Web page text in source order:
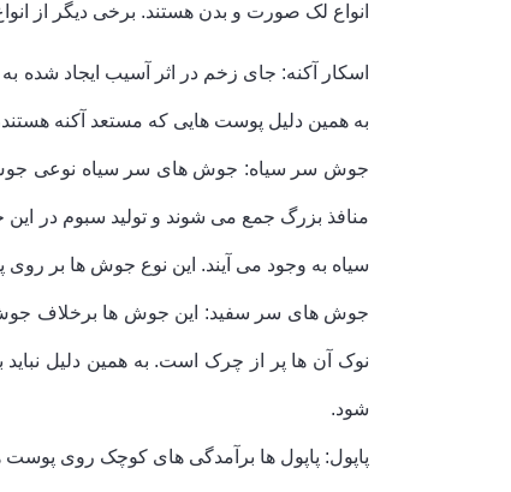
انواع لک صورت و بدن هستند. برخی دیگر از
اسکار آکنه: جای زخم در اثر آسیب ایجاد
به همین دلیل پوست هایی که مستعد آکنه
جوش سر سیاه: جوش های سر سیاه نوعی جوش
منافذ بزرگ جمع می شوند و تولید سبوم در
سیاه به وجود می آیند. این نوع جوش ها بر روی
جوش های سر سفید: این جوش ها برخلاف جوش
نوک آن ها پر از چرک است. به همین دلیل
شود.
پاپول: پاپول ها برآمدگی های کوچک روی پوست